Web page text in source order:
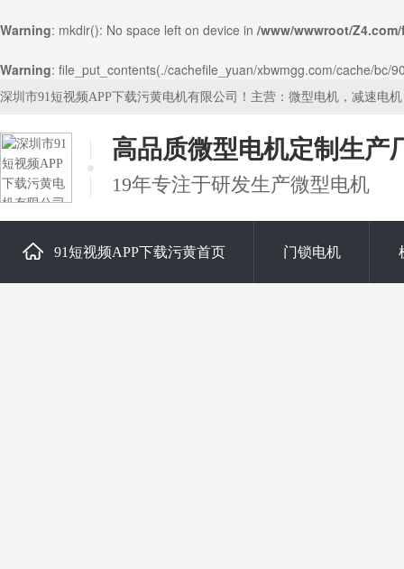
Warning: mkdir(): No space left on device in /www/wwwroot/
Warning: file_put_contents(./cachefile_yuan/xbwmgg.com/cache/
深圳市91短视频APP下载污黄电机有限公司！主营：微型电机，减速电
高品质微型电机定制生产
19年专注于研发生产微型电机
91短视频APP下载污黄首页 门锁电机